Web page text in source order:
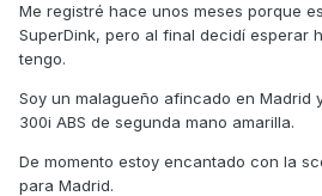
Me registré hace unos meses porque
SuperDink, pero al final decidí esperar
tengo.
Soy un malagueño afincado en Madrid
300i ABS de segunda mano amarilla.
De momento estoy encantado con la
para Madrid.